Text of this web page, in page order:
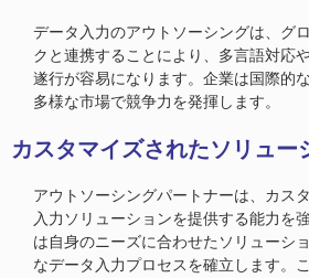
データ入力のアウトソーシングは、グ
クと連携することにより、多言語対応
遂行が容易になります。企業は国際的
多様な市場で競争力を発揮します。
カスタマイズされたソリュー
アウトソーシングパートナーは、カス
入力ソリューションを提供する能力を
は自身のニーズに合わせたソリューシ
なデータ入力プロセスを確立します。